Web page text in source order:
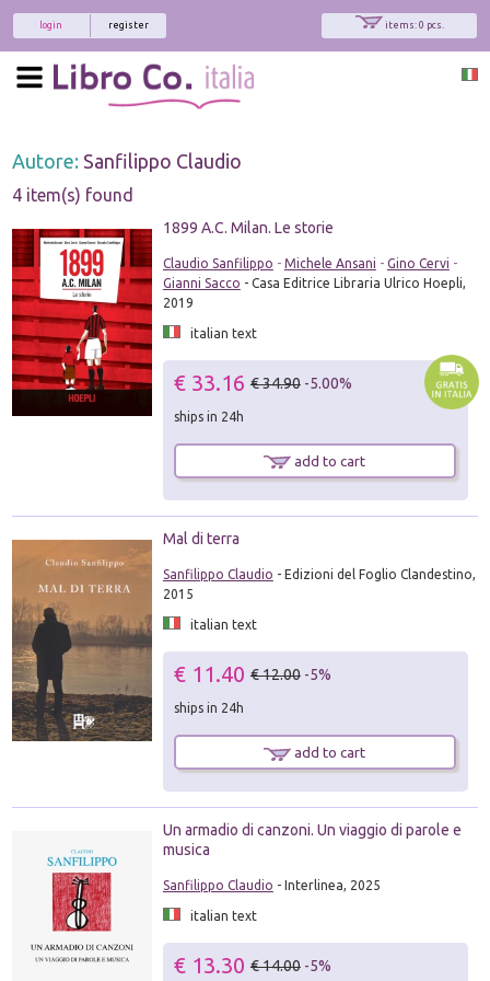
items: 0 pcs.
register
login
Autore: Sanfilippo Claudio
4 item(s) found
1899 A.C. Milan. Le storie
Claudio Sanfilippo - Michele Ansani - Gino Cervi -
Gianni Sacco - Casa Editrice Libraria Ulrico Hoepli,
2019
italian text
€ 33.16 € 34.90 -5.00%
ships in 24h
add to cart
Mal di terra
Sanfilippo Claudio - Edizioni del Foglio Clandestino,
2015
italian text
€ 11.40 € 12.00 -5%
ships in 24h
add to cart
Un armadio di canzoni. Un viaggio di parole e
musica
Sanfilippo Claudio - Interlinea, 2025
italian text
€ 13.30 € 14.00 -5%